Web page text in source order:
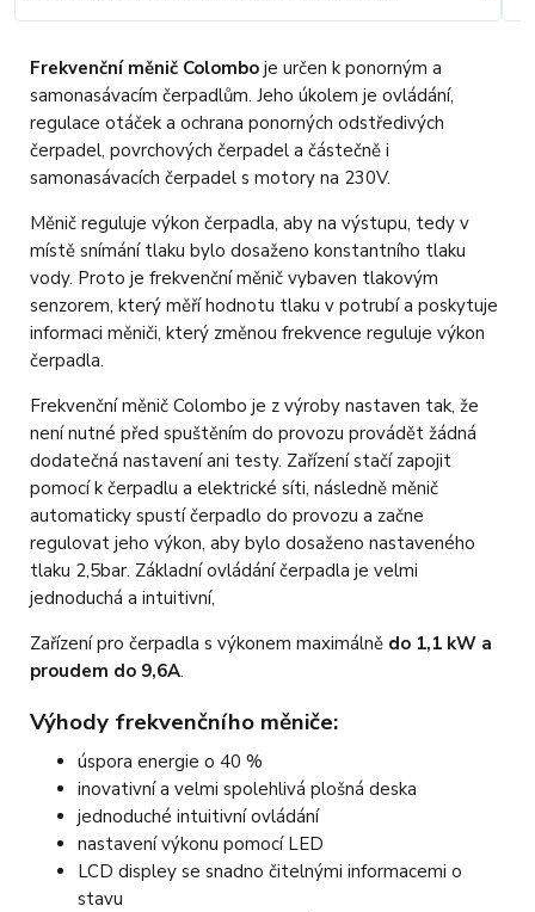
zboží a ještě prověřovali jeho dostupnost přímo u dodavatele.
stornovat. O všem jsme Vás obratem informovali a náležitě se
omluvili. Zakládáme si na férovém a rychlém jednání. O to více nás
mrzí, že i přes naši okamžitou reakci, osobní telefonát a maximální
snahu náš obchod nedoporučujete. Věříme, že nám v budoucnu
dáte příležitost přesvědčit Vás o kvalitě našich služeb. Tým
OZY.market
Frekvenční měnič Colombo je určen k ponorným a
samonasávacím čerpadlům. Jeho úkolem je ovládání,
regulace otáček a ochrana ponorných odstředivých
čerpadel, povrchových čerpadel a částečně i
samonasávacích čerpadel s motory na 230V.
Měnič reguluje výkon čerpadla, aby na výstupu, tedy v
místě snímání tlaku bylo dosaženo konstantního tlaku
vody. Proto je frekvenční měnič vybaven tlakovým
senzorem, který měří hodnotu tlaku v potrubí a poskytuje
informaci měniči, který změnou frekvence reguluje výkon
čerpadla.
Frekvenční měnič Colombo je z výroby nastaven tak, že
není nutné před spuštěním do provozu provádět žádná
dodatečná nastavení ani testy. Zařízení stačí zapojit
pomocí k čerpadlu a elektrické síti, následně měnič
automaticky spustí čerpadlo do provozu a začne
regulovat jeho výkon, aby bylo dosaženo nastaveného
tlaku 2,5bar. Základní ovládání čerpadla je velmi
jednoduchá a intuitivní,
Zařízení pro čerpadla s výkonem maximálně do 1,1 kW a
proudem do 9,6A.
Výhody frekvenčního měniče:
úspora energie o 40 %
inovativní a velmi spolehlivá plošná deska
jednoduché intuitivní ovládání
nastavení výkonu pomocí LED
LCD displey se snadno čitelnými informacemi o
stavu